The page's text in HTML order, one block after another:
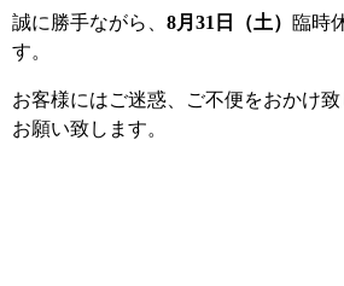
誠に勝手ながら、 8月31日（土） 臨時
す。
お客様にはご迷惑、ご不便をおかけ致
お願い致します。